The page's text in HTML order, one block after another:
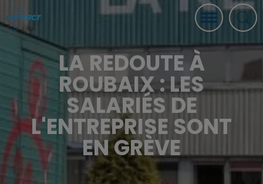
LA REDOUTE À
ROUBAIX : LES
SALARIÉS DE
L'ENTREPRISE SONT
EN GRÈVE